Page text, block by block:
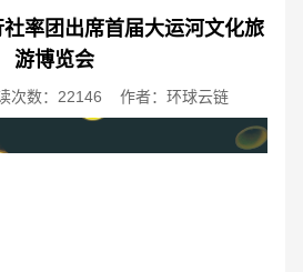
率团出席首届大运河文化旅
游博览会
次数：22146 作者：环球云链